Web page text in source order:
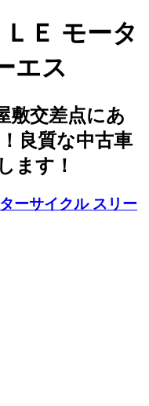
Ｅ モータ
エス
敷交差点にあ
良質な中古車
ます！